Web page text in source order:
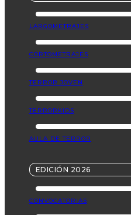
LARGOMETRAJES
CORTOMETRAJES
TERROR JOVEN
TERRORKIDS
AULA DE TERROR
EDICIÓN 2026
CONVOCATORIAS